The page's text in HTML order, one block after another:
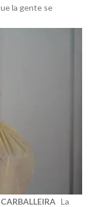
la gente se
La